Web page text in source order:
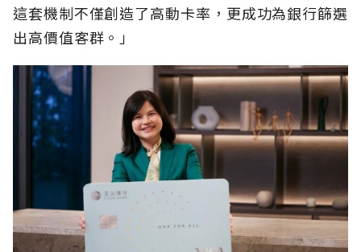
這套機制不僅創造了高動卡率，更成功為銀行篩選
出高價值客群。」